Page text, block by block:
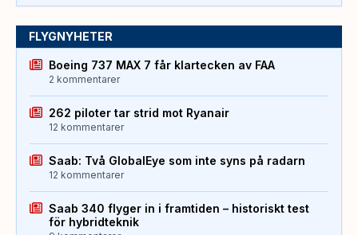
FLYGNYHETER
Boeing 737 MAX 7 får klartecken av FAA
2 kommentarer
262 piloter tar strid mot Ryanair
12 kommentarer
Saab: Två GlobalEye som inte syns på radarn
12 kommentarer
Saab 340 flyger in i framtiden – historiskt test
för hybridteknik